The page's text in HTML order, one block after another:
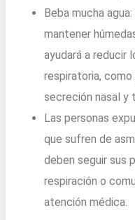
Beba mucha
mantener
ayudará a reducir
respiratoria, como
secreción nasal y
Las personas
que sufren de
deben seguir sus
respiración o
atención médica.